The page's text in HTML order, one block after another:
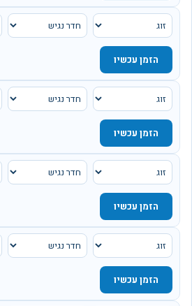
הזמן עכשיו
הזמן עכשיו
הזמן עכשיו
הזמן עכשיו